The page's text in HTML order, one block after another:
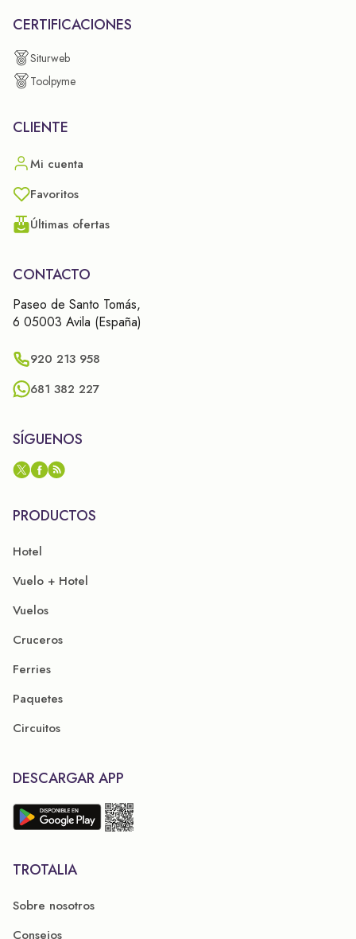
CERTIFICACIONES
Siturweb
Toolpyme
CLIENTE
Mi cuenta
Favoritos
Últimas ofertas
CONTACTO
Paseo de Santo Tomás,
6 05003 Avila (España)
920 213 958
681 382 227
SÍGUENOS
PRODUCTOS
Hotel
Vuelo + Hotel
Vuelos
Cruceros
Ferries
Paquetes
Circuitos
DESCARGAR APP
TROTALIA
Sobre nosotros
Consejos